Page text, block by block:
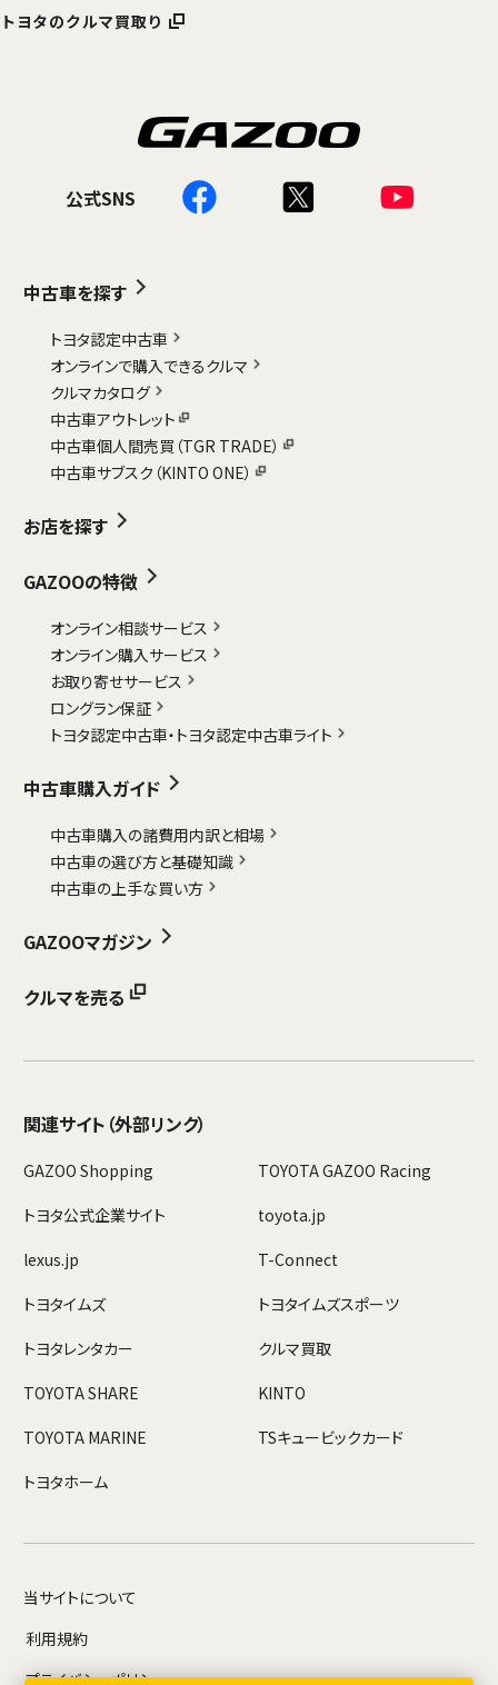
トヨタのクルマ買取り
公式SNS
中古車を探す
トヨタ認定中古車
オンラインで購入できるクルマ
クルマカタログ
中古車アウトレット
中古車個人間売買（TGR TRADE）
中古車サブスク（KINTO ONE）
お店を探す
GAZOOの特徴
オンライン相談サービス
オンライン購入サービス
お取り寄せサービス
ロングラン保証
トヨタ認定中古車・ トヨタ認定中古車ライト
中古車購入ガイド
中古車購入の諸費用内訳と相場
中古車の選び方と基礎知識
中古車の上手な買い方
GAZOOマガジン
クルマを売る
関連サイト （外部リンク）
GAZOO Shopping
TOYOTA GAZOO Racing
トヨタ公式企業サイト
toyota.jp
lexus.jp
T-Connect
トヨタイムズ
トヨタイムズスポーツ
トヨタレンタカー
クルマ買取
TOYOTA SHARE
KINTO
TOYOTA MARINE
TSキュービックカード
トヨタホーム
当サイトについて
利用規約
プライバシーポリシー